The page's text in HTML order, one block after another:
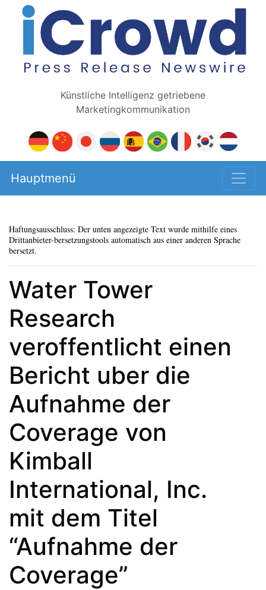
Künstliche Intelligenz getriebene
Marketingkommunikation
Hauptmenü
Haftungsausschluss: Der unten angezeigte Text wurde mithilfe eines
Drittanbieter-bersetzungstools automatisch aus einer anderen Sprache
bersetzt.
Water Tower
Research
veroffentlicht einen
Bericht uber die
Aufnahme der
Coverage von
Kimball
International, Inc.
mit dem Titel
“Aufnahme der
Coverage”